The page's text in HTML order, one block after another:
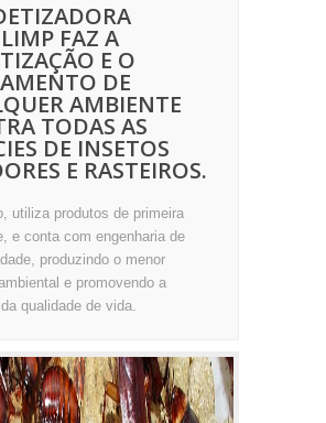
FAZ A
E O
DE
AMBIENTE
TODAS AS
DE INSETOS
E RASTEIROS.
utiliza produtos de primeira
e conta com engenharia de
produzindo o menor
e promovendo a
qualidade de vida.